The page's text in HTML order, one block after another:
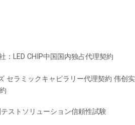
：LED CHIP中国国内独占代理契約
ラミックキャピラリー代理契約 伟创
ストソリューション信頼性試験